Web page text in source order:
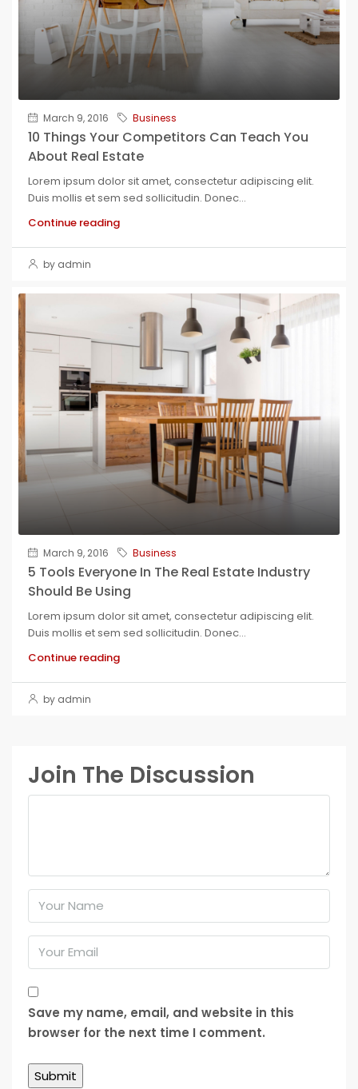
March 9, 2016 Business
10 Things Your Competitors Can Teach You
About Real Estate
Lorem ipsum dolor sit amet, consectetur adipiscing elit.
Duis mollis et sem sed sollicitudin. Donec...
Continue reading
by admin
March 9, 2016 Business
5 Tools Everyone In The Real Estate Industry
Should Be Using
Lorem ipsum dolor sit amet, consectetur adipiscing elit.
Duis mollis et sem sed sollicitudin. Donec...
Continue reading
by admin
Join The Discussion
Save my name, email, and website in this
browser for the next time I comment.